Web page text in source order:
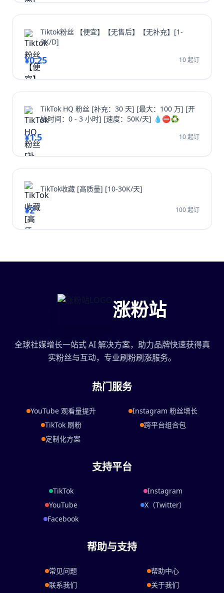
Tiktok粉丝 【便宜】【无售后】【无补充】[1-
3K/D]
¥0.25 10 起订
TikTok HQ 粉丝 [补充：30 天] [最大：100 万] [开
始时间：0 - 3 小时] [速度：50K/天] 💧⛔️♻️
¥1.5 10 起订
TikTok收藏 [高质量] [10-30K/天]
¥2 100 起订
涨粉站
全球社媒增长一站式 AI 解决方案，助力品牌快速获得真
实粉丝与互动，专业刷粉刷涨服务。
热门服务
YouTube 观看量提升
Instagram 粉丝增长
TikTok 刷粉
跨平台组合包
定制化方案
支持平台
TikTok
Instagram
YouTube
X（Twitter）
Facebook
帮助与支持
常见问题
帮助中心
联系我们
关于我们